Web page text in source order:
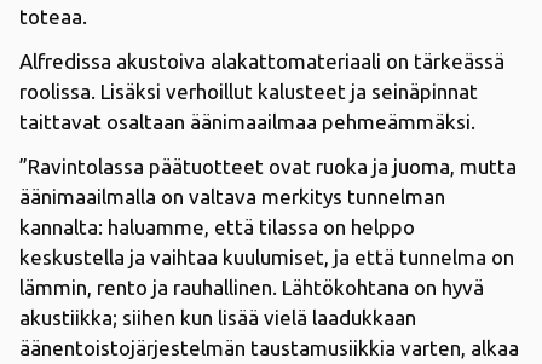
toteaa.
Alfredissa akustoiva alakattomateriaali on tärkeässä
roolissa. Lisäksi verhoillut kalusteet ja seinäpinnat
taittavat osaltaan äänimaailmaa pehmeämmäksi.
”Ravintolassa päätuotteet ovat ruoka ja juoma, mutta
äänimaailmalla on valtava merkitys tunnelman
kannalta: haluamme, että tilassa on helppo
keskustella ja vaihtaa kuulumiset, ja että tunnelma on
lämmin, rento ja rauhallinen. Lähtökohtana on hyvä
akustiikka; siihen kun lisää vielä laadukkaan
äänentoistojärjestelmän taustamusiikkia varten, alkaa